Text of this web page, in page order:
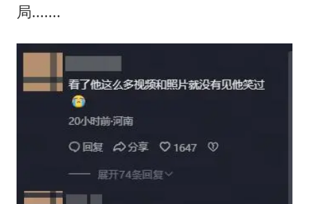
局.......